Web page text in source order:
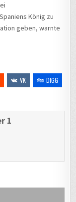
König zu
geben, warnte
VK
DIGG
1